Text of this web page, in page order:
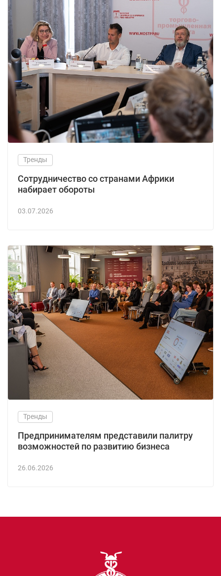
Тренды
Сотрудничество со странами Африки
набирает обороты
03.07.2026
Тренды
Предпринимателям представили палитру
возможностей по развитию бизнеса
26.06.2026